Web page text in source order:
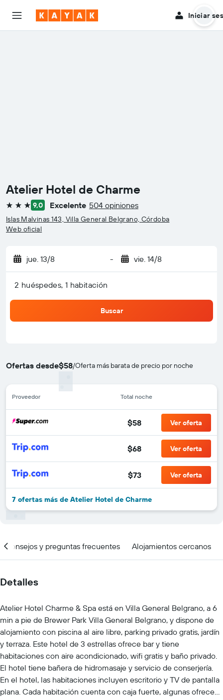
Iniciar
Atelier Hotel de Charme
3 estrellas
9,0 Excelente 504 opiniones
Islas Malvinas 143, Villa General Belgrano, Córdoba
Web oficial
jue. 13/8 - vie. 14/8
2 huéspedes, 1 habitación
Buscar
Ofertas desde$58/Oferta más barata de precio por noche
Proveedor Total noche
$58 Ver oferta
$68 Ver oferta
$73 Ver oferta
7 ofertas más de Atelier Hotel de Charme
Consejos y preguntas frecuentes Alojamientos cercanos
Detalles
Atelier Hotel Charme & Spa está en Villa General Belgrano, a 6
min a pie de Brewer Park Villa General Belgrano, y dispone de
alojamiento con piscina al aire libre, parking privado gratis, jardín
y terraza. Este hotel de 3 estrellas ofrece bar y tiene
habitaciones con aire acondicionado, wifi gratis y baño privado.
El hotel tiene bañera de hidromasaje y servicio de conserjería.
En el hotel, las habitaciones incluyen escritorio y TV de pantalla
plana. Cada habitación cuenta con caja fuerte, algunas ofrecen